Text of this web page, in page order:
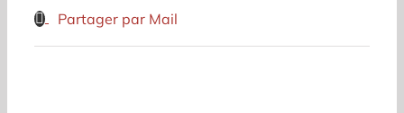
Partager par Mail